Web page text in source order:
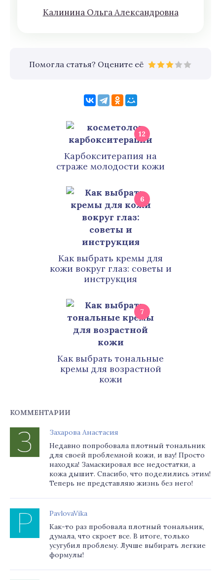
Кaлининa Oльгa Aлексaндровна
Помогла статья? Оцените её
12
Карбокситерапия на
страже молодости кожи
6
Как выбрать кремы для
кожи вокруг глаз: советы и
инструкция
7
Как выбрать тональные
кремы для возрастной
кожи
КОММЕНТАРИИ
Захарова Анастасия
Недавно попробовала плотный тональник
для своей проблемной кожи, и вау! Просто
находка! Замаскировал все недостатки, а
кожа дышит. Спасибо, что поделились этим!
Теперь не представляю жизнь без него!
PavlovaVika
Как-то раз пробовала плотный тональник,
думала, что скроет все. В итоге, только
усугубил проблему. Лучше выбирать легкие
формулы!